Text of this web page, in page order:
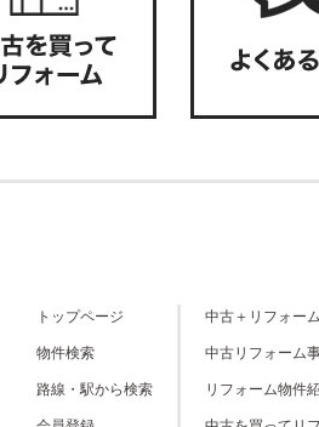
トップページ
物件検索
路線・駅から検索
中古＋リフォー
中古リフォーム
リフォーム物件